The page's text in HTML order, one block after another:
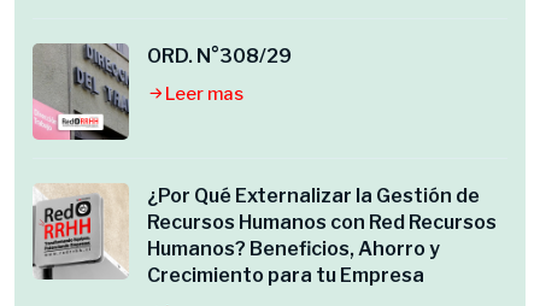
ORD. N°308/29
Leer mas
¿Por Qué Externalizar la Gestión de
Recursos Humanos con Red Recursos
Humanos? Beneficios, Ahorro y
Crecimiento para tu Empresa